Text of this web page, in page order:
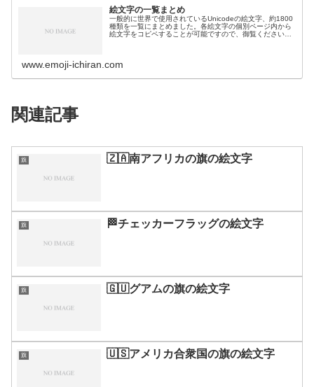
絵文字の一覧まとめ
一般的に世界で使用されているUnicodeの絵文字、約1800
種類を一覧にまとめました。各絵文字の個別ページ内から
絵文字をコピペすることが可能ですので、御覧ください。
www.emoji-ichiran.com
関連記事
旗 🇿🇦南アフリカの旗の絵文字
旗 🏁チェッカーフラッグの絵文字
旗 🇬🇺グアムの旗の絵文字
旗 🇺🇸アメリカ合衆国の旗の絵文字